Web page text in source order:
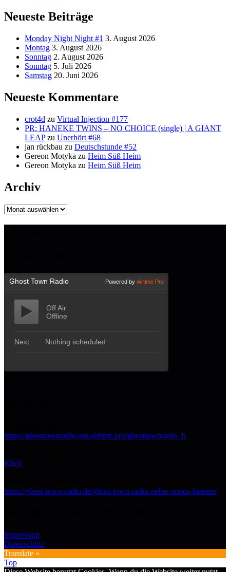
Neueste Beiträge
Monday Night Night #1 3. August 2026
Montag 3. August 2026
Sonntag 2. August 2026
Sonntag 5. Juli 2026
Samstag 20. Juni 2026
Neueste Kommentare
crot4d zu Virtual Injection #177
PR: HANEKE TWINS – NO CHOICE (single) | A GIANT
LEAPzu Unerhört #68
jan rückbau zu Deutschstunde #52
Gereon Motyka zu Heim Süß Heim
Gereon Motyka zu Heim Süß Heim
Archiv
Archiv
https://ghosttownradio.out.airtime.pro/ghosttownradio_b
Klick
https://ghost-town-radio.de/ghost-town-radio-ueber-sonos-hoeren/
Impressum
Datenschutz
Translate »
Top